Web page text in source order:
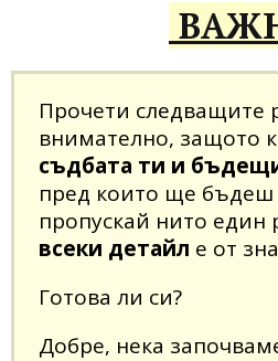
Прочети следващите
внимателно, защото
съдбата ти и
пред които ще бъдеш
пропускай нито един
всеки детайл е от
Готова ли си?
Добре, нека